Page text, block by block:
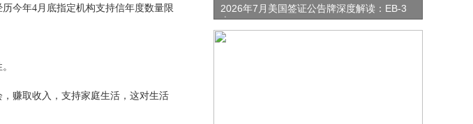
今年4月底指定机构支持信年度数量限
赚取收入，支持家庭生活，这对生活
2026年7月美国签证公告牌深度解读：EB-3
表